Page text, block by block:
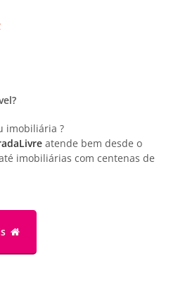
imobiliária ?
atende bem desde o
imobiliárias com centenas de